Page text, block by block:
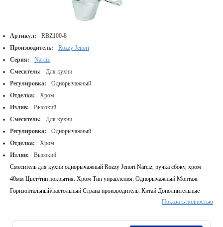
Артикул:
RBZ100-8
Производитель:
Rozzy Jenori
Серия:
Narciz
Смеситель:
Для кухни
Регулировка:
Однорычажный
Отделка:
Хром
Излив:
Высокий
Смеситель:
Для кухни
Регулировка:
Однорычажный
Отделка:
Хром
Излив:
Высокий
Смеситель для кухни однорычажный Rozzy Jenori Narciz, ручка сбоку, хром
40мм Цвет/тип покрытия: Хром Тип управления: Однорычажный Монтаж:
Горизонтальный/настольный Страна производитель: Китай Дополнительные
Показать полностью